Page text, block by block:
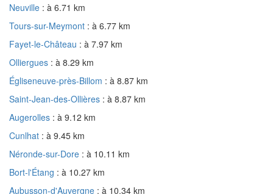
Neuville : à 6.71 km
Tours-sur-Meymont : à 6.77 km
Fayet-le-Château : à 7.97 km
Olliergues : à 8.29 km
Égliseneuve-près-Billom : à 8.87 km
Saint-Jean-des-Ollières : à 8.87 km
Augerolles : à 9.12 km
Cunlhat : à 9.45 km
Néronde-sur-Dore : à 10.11 km
Bort-l'Étang : à 10.27 km
Aubusson-d'Auvergne : à 10.34 km